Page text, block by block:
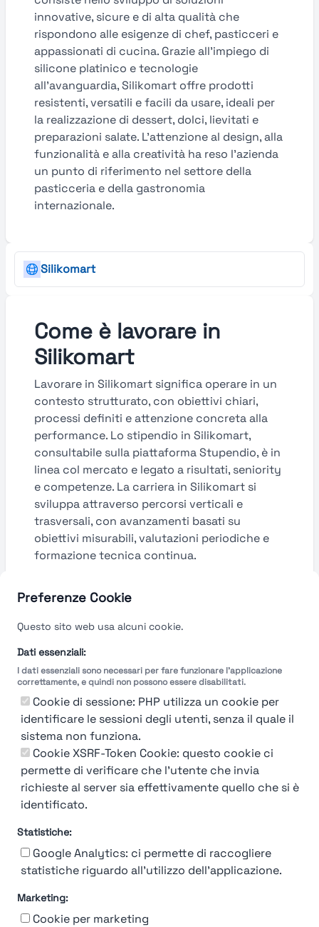
Preferenze Cookie
Questo sito web usa alcuni cookie.
Dati essenziali:
I dati essenziali sono necessari per fare funzionare l'applicazione
correttamente, e quindi non possono essere disabilitati.
Cookie di sessione: PHP utilizza un cookie per
identificare le sessioni degli utenti, senza il quale il
sistema non funziona.
Cookie XSRF-Token Cookie: questo cookie ci
permette di verificare che l'utente che invia
richieste al server sia effettivamente quello che si è
identificato.
Statistiche:
Google Analytics: ci permette di raccogliere
statistiche riguardo all'utilizzo dell'applicazione.
Marketing:
Cookie per marketing
innovative, sicure e di alta qualità che
rispondono alle esigenze di chef, pasticceri e
appassionati di cucina. Grazie all’impiego di
silicone platinico e tecnologie
all’avanguardia, Silikomart offre prodotti
resistenti, versatili e facili da usare, ideali per
la realizzazione di dessert, dolci, lievitati e
preparazioni salate. L’attenzione al design, alla
funzionalità e alla creatività ha reso l’azienda
un punto di riferimento nel settore della
pasticceria e della gastronomia
internazionale.
Silikomart
Come è lavorare in
Silikomart
Lavorare in Silikomart significa operare in un
contesto strutturato, con obiettivi chiari,
processi definiti e attenzione concreta alla
performance. Lo stipendio in Silikomart,
consultabile sulla piattaforma Stupendio, è in
linea col mercato e legato a risultati, seniority
e competenze. La carriera in Silikomart si
sviluppa attraverso percorsi verticali e
trasversali, con avanzamenti basati su
obiettivi misurabili, valutazioni periodiche e
formazione tecnica continua.
Guarda le valutazioni →
Termini e Condizioni